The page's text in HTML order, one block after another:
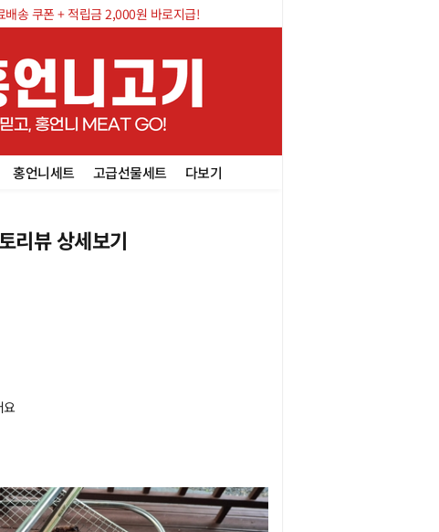
배송 쿠폰 + 적립금 2,000원 바로지급!
홍언니세트 고급선물세트 다보기
리뷰 상세보기
요